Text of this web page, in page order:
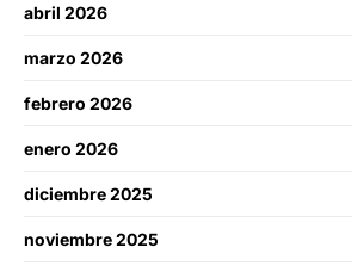
abril 2026
marzo 2026
febrero 2026
enero 2026
diciembre 2025
noviembre 2025